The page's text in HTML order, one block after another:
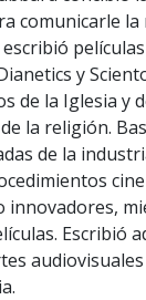
comunicarle
escribió
y
de la Iglesia y
la religión.
de la
innovadores,
Escribió